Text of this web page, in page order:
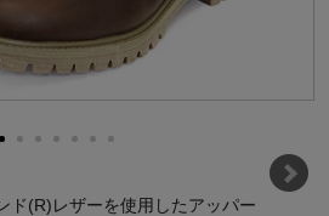
ド(R)レザーを使用したアッパー